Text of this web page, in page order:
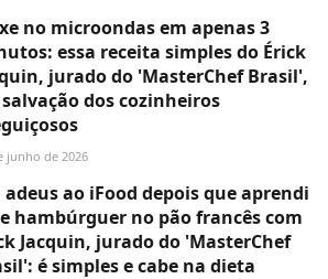
no microondas em apenas 3
essa receita simples do Érick
jurado do 'MasterChef Brasil',
salvação dos cozinheiros
junho de 2026
adeus ao iFood depois que aprendi
hambúrguer no pão francês com
Jacquin, jurado do 'MasterChef
é simples e cabe na dieta